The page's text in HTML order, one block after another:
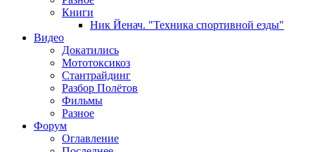
Книги
Ник Йенач. "Техника спортивной езды"
Видео
Докатились
Мототоксикоз
Стантрайдинг
Разбор Полётов
Фильмы
Разное
Форум
Оглавление